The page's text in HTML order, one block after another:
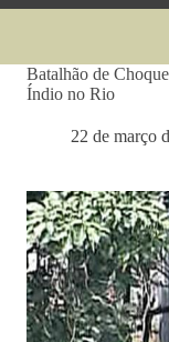
Batalhão de
Índio no Rio
22 de março